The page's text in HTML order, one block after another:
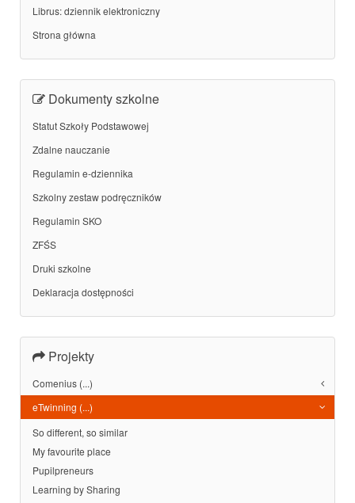
Librus: dziennik elektroniczny
Strona główna
Dokumenty szkolne
Statut Szkoły Podstawowej
Zdalne nauczanie
Regulamin e-dziennika
Szkolny zestaw podręczników
Regulamin SKO
ZFŚS
Druki szkolne
Deklaracja dostępności
Projekty
Comenius (...)
eTwinning (...)
So different, so similar
My favourite place
Pupilpreneurs
Learning by Sharing